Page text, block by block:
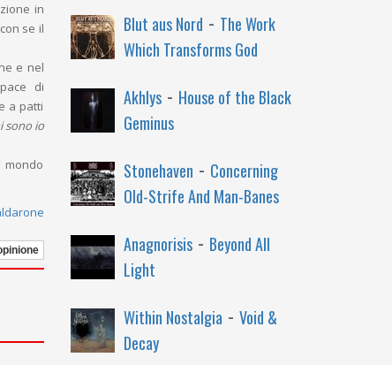
in
se il
e nel
di
a patti
sono io
mondo
Blut aus Nord - The Work
Which Transforms God
Akhlys- House of the Black
Geminus
Stonehaven - Concerning
Old-Strife And Man-Banes
Anagnorisis- Beyond All
Light
Within Nostalgia - Void &
Decay